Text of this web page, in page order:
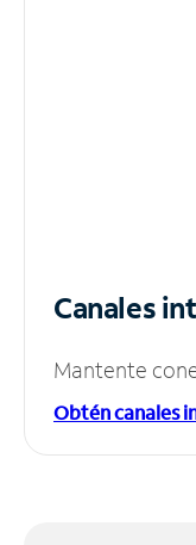
Canales
Mantente
Obtén canales